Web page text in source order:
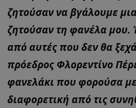
ζητούσαν να βγάλουμε
ζητούσαν τη φανέλα μου.
από αυτές που δεν θα
πρόεδρος Φλορεντίνο
φανελάκι που φορούσα
διαφορετική από τις